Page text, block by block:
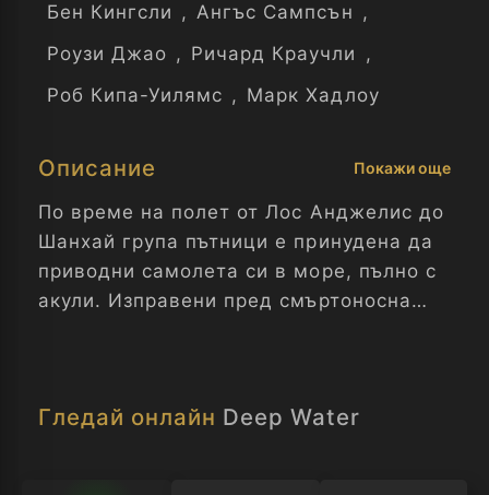
Бен Кингсли , Ангъс Сампсън ,
Роузи Джао , Ричард Краучли ,
Роб Кипа-Уилямс , Марк Хадлоу
Описание Покажи още
По време на полет от Лос Анджелис до
Шанхай група пътници е принудена да
приводни самолета си в море, пълно с
акули. Изправени пред смъртоносна
на катастрофата.
Гледай онлайн Deep Water